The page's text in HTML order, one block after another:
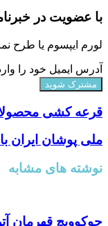
با عضویت در
لورم ایپسوم یا طرح‌
آدرس ایمیل خود را
قرعه کشی
ملی پوشان ایران
نوشته های مشابه